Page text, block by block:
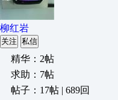
柳红岩
关注 私信
精华：2帖
求助：7帖
帖子：17帖 | 689回